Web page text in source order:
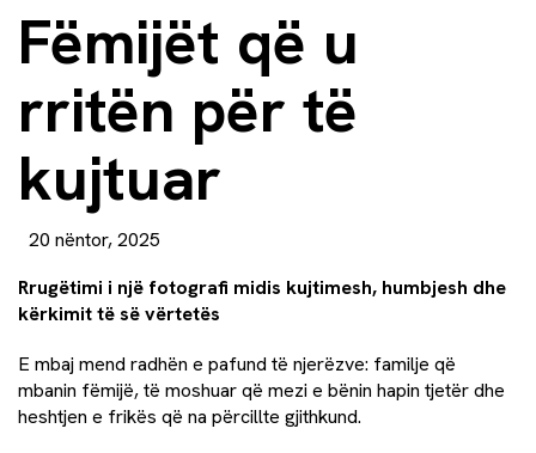
Fëmijët që u
rritën për të
kujtuar
20 nëntor, 2025
Rrugëtimi i një fotografi midis kujtimesh, humbjesh dhe
kërkimit të së vërtetës
E mbaj mend radhën e pafund të njerëzve: familje që
mbanin fëmijë, të moshuar që mezi e bënin hapin tjetër dhe
heshtjen e frikës që na përcillte gjithkund.